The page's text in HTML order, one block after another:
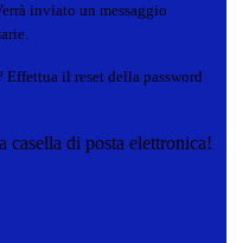
inviato un messaggio
Effettua il reset della password
casella di posta elettronica!